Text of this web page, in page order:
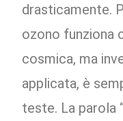
drasticamente.
ozono funziona
cosmica, ma
applicata, è
teste. La parola